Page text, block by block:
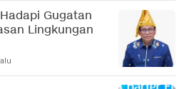
Gugatan
Lingkungan